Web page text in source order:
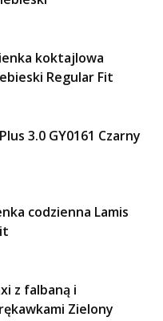
koktajlowa
Regular Fit
3.0 GY0161 Czarny
codzienna Lamis
z falbaną i
Zielony